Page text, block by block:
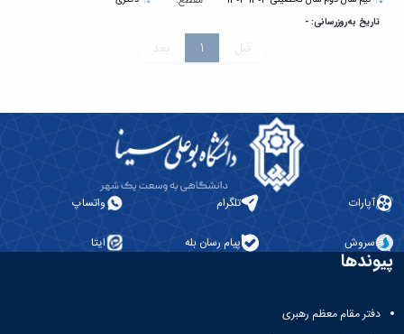
تاریخ به‌روزرسانی: -
قبل 1 بعد
آپارات تلگرام واتساپ
سروش پیام رسان بله ایتا
پیوندها
دفتر مقام معظم رهبری